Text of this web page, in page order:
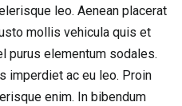
leo. Aenean placerat
mollis vehicula quis et
purus elementum sodales.
imperdiet ac eu leo. Proin
enim. In bibendum